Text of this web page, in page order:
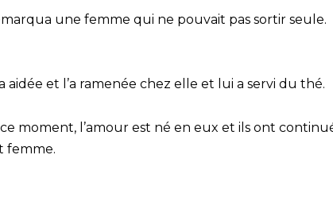
une femme qui ne pouvait pas sortir seule.
aidée et l’a ramenée chez elle et lui a servi du thé.
moment, l’amour est né en eux et ils ont
femme.